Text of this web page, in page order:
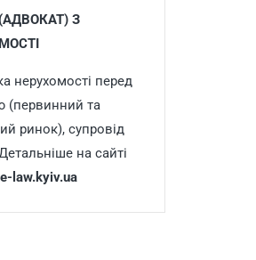
З
нерухомості перед
(первинний та
ринок), супровід
на сайті
law.kyiv.ua